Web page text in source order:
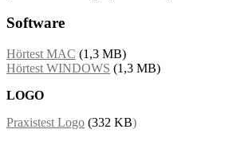
Software
Hörtest MAC (1,3 MB)
Hörtest WINDOWS (1,3 MB)
LOGO
Praxistest Logo (332 KB)